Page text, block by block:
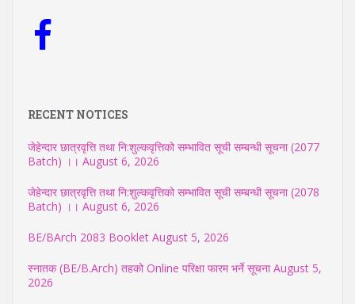
RECENT NOTICES
जेहेन्दार छात्रवृत्ति तथा नि:शुल्कवृत्तिको सम्भावित सूची सम्बन्धी सूचना (2077
Batch) ।। August 6, 2026
जेहेन्दार छात्रवृत्ति तथा नि:शुल्कवृत्तिको सम्भावित सूची सम्बन्धी सूचना (2078
Batch) ।। August 6, 2026
BE/BArch 2083 Booklet August 5, 2026
स्नातक (BE/B.Arch) तहको Online परिक्षा फारम भर्ने सूचना August 5,
2026